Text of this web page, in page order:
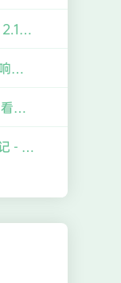
Genshin Impact 1080P 壁纸：2.1版「韶光抚月」「逐月节」刻晴、香菱壁纸【2014x1132】【16:9】
单独为 Github 设置代理而不影响其他 Git 仓库（如 Gitee）的操作
给 Typecho 博客添加 Live 2D 看板娘的笔记
茶酱 の Moonlight 串流使用笔记 - 做拓展屏、云游戏、云主机等